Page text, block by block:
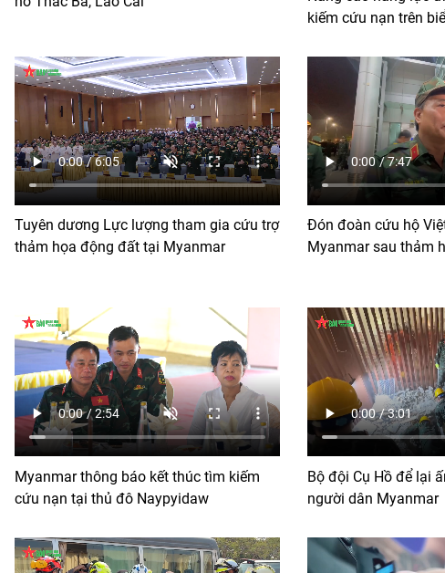
kiếm cứu nạn trên
Tuyên dương Lực lượng tham gia cứu trợ
thảm họa động đất tại Myanmar
Đón đoàn cứu hộ
Myanmar sau thảm
Myanmar thông báo kết thúc tìm kiếm
cứu nạn tại thủ đô Naypyidaw
Bộ đội Cụ Hồ để lại
người dân Myanmar